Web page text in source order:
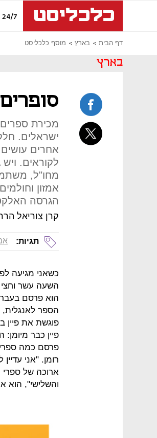
24/7
דף הבית בארץ מוסף כלכליסט
בארץ
מכירת
ישראלים.
אחרים
לקוראים.
מחו"ל,
אמזון
הגרסה
קרן צוריאל
תגיות:
הוא פרסם
פוגשת את פיין
פרסם כמה ספרי
רומן. "אני
ארוכה של ספרי
והשלישי", הוא